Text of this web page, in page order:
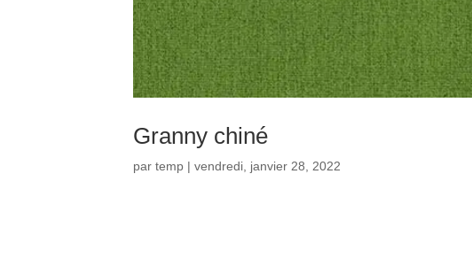
Granny chiné
partemp |vendredi, janvier 28, 2022